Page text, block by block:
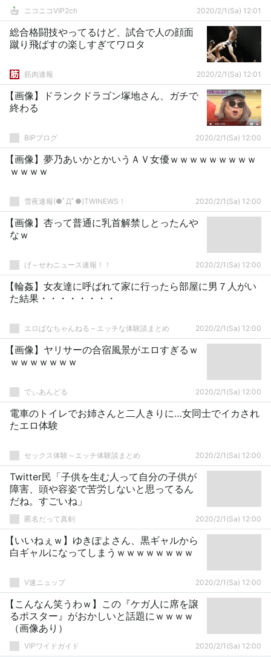
ニコニコVIP2ch 2020/2/1(Sa) 12:01
総合格闘技やってるけど、試合で人の顔面
蹴り飛ばすの楽しすぎてワロタ
筋肉速報 2020/2/1(Sa) 12:01
【画像】ドランクドラゴン塚地さん、ガチで
終わる
BIPブログ 2020/2/1(Sa) 12:00
【画像】夢乃あいかとかいうＡＶ女優ｗｗｗｗｗｗｗｗｗ
ｗｗｗｗ
雪夜速報(●ﾟДﾟ●)TWINEWS！ 2020/2/1(Sa) 12:00
【画像】杏って普通に乳首解禁しとったんや
なｗ
げ～せわニュース速報！！ 2020/2/1(Sa) 12:00
【輪姦】女友達に呼ばれて家に行ったら部屋に男７人がい
た結果・・・・・・・・
エロばなちゃんねる – エッチな体験談まとめ 2020/2/1(Sa) 12:00
【画像】ヤリサーの合宿風景がエロすぎるｗ
ｗｗｗｗｗｗｗ
でぃあんどる 2020/2/1(Sa) 12:00
電車のトイレでお姉さんと二人きりに…女同士でイカされ
たエロ体験
セックス体験～エッチ体験談まとめ 2020/2/1(Sa) 12:00
Twitter民「子供を生む人って自分の子供が
障害、頭や容姿で苦労しないと思ってるん
だね。すごいね」
匿名だって真剣 2020/2/1(Sa) 12:00
【いいねぇｗ】ゆきぽよさん、黒ギャルから
白ギャルになってしまうｗｗｗｗｗｗｗｗ
V速ニュップ 2020/2/1(Sa) 12:00
【こんなん笑うわｗ】この『ケガ人に席を譲
るポスター』がおかしいと話題にｗｗｗｗ
（画像あり）
VIPワイドガイド 2020/2/1(Sa) 12:00